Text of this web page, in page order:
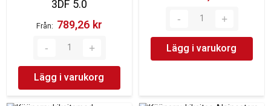
3DF 5.0
Från 789,26 kr‎
Lägg i varukorg
Lägg i varukorg